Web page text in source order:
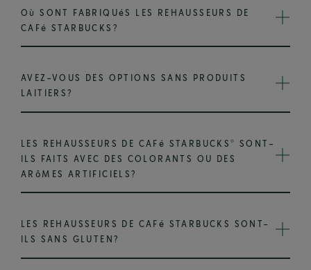
Où SONT FABRIQUéS LES REHAUSSEURS DE
CAFé STARBUCKS?
AVEZ-VOUS DES OPTIONS SANS PRODUITS
LAITIERS?
LES REHAUSSEURS DE CAFé STARBUCKS®
SONT-
ILS FAITS AVEC DES COLORANTS OU DES
ARôMES ARTIFICIELS?
LES REHAUSSEURS DE CAFé STARBUCKS SONT-
ILS SANS GLUTEN?